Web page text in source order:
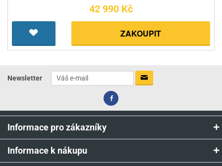
42 990 Kč
ZAKOUPIT
Newsletter
Informace pro zákazníky
Informace k nákupu